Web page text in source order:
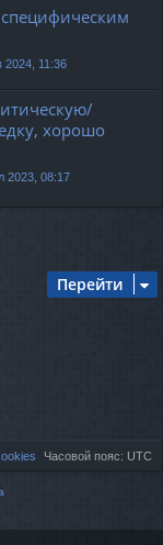
2024, 11:36
хорошо
2023, 08:17
Перейти
Часовой пояс: UTC